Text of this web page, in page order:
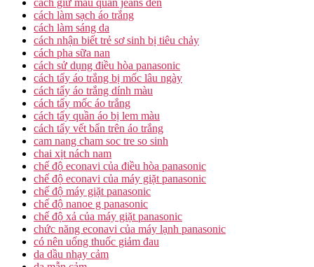
cách làm sạch áo trắng
cách làm sáng da
cách nhận biết trẻ sơ sinh bị tiêu chảy
cách pha sữa nan
cách sử dụng điều hòa panasonic
cách tẩy áo trắng bị mốc lâu ngày
cách tẩy áo trắng dính màu
cách tẩy mốc áo trắng
cách tẩy quần áo bị lem màu
cách tẩy vết bẩn trên áo trắng
cam nang cham soc tre so sinh
chai xịt nách nam
chế độ econavi của điều hòa panasonic
chế độ econavi của máy giặt panasonic
chế độ máy giặt panasonic
chế độ nanoe g panasonic
chế độ xả của máy giặt panasonic
chức năng econavi của máy lạnh panasonic
có nên uống thuốc giảm đau
da dầu nhạy cảm